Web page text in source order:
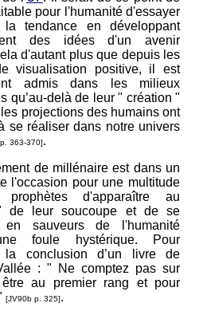
pour l'humanité d'essayer
la tendance en développant
des idées d'un avenir
d'autant plus que depuis les
visualisation positive, il est
admis dans les milieux
qu’au-delà de leur " création "
projections des humains ont
se réaliser dans notre univers
363-370].
de millénaire est dans un
l'occasion pour une multitude
d'apparaître au
de leur soucoupe et de se
en sauveurs de l'humanité
foule hystérique. Pour
la conclusion d’un livre de
: " Ne comptez pas sur
au premier rang et pour
[JV90b p. 325].